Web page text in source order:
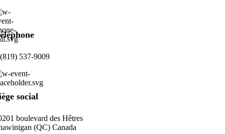
537-9009
social
boulevard des Hêtres
(QC) Canada